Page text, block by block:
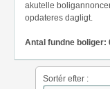
akutelle
opdateres dagligt.
Antal fundne boliger:
Sortér efter :